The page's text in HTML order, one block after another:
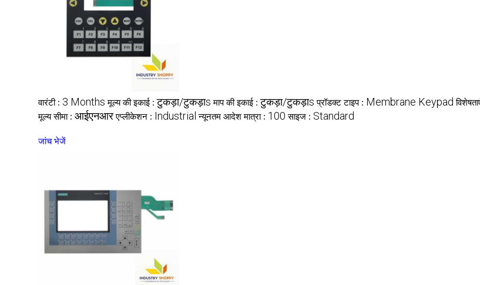
वारंटी : 3 Months मूल्य की इकाई :टुकड़ा/टुकड़ाs माप की इकाई :टुकड़ा/टुकड़ाs प्रॉडक्ट टाइप : Membrane Keypad
मूल्य सीमा : आईएनआर एप्लीकेशन : Industrial न्यूनतम आदेश मात्रा : 100 साइज : Standard
जांच भेजें